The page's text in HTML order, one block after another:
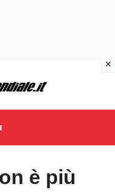
è più